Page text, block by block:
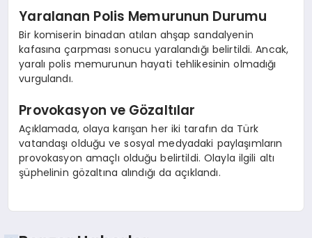
Yaralanan Polis Memurunun Durumu
Bir komiserin binadan atılan ahşap sandalyenin
kafasına çarpması sonucu yaralandığı belirtildi. Ancak,
yaralı polis memurunun hayati tehlikesinin olmadığı
vurgulandı.
Provokasyon ve Gözaltılar
Açıklamada, olaya karışan her iki tarafın da Türk
vatandaşı olduğu ve sosyal medyadaki paylaşımların
provokasyon amaçlı olduğu belirtildi. Olayla ilgili altı
şüphelinin gözaltına alındığı da açıklandı.